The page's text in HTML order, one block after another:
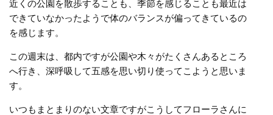
近くの公園を散歩することも、季節を感じることも最近は
できていなかったようで体のバランスが偏ってきているの
を感じます。
この週末は、都内ですが公園や木々がたくさんあるところ
へ行き、深呼吸して五感を思い切り使ってこようと思いま
す。
いつもまとまりのない文章ですがこうしてフローラさんに